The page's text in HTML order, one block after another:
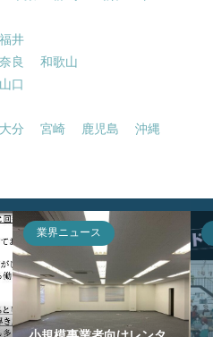
福井
奈良
和歌山
山口
大分 宮崎 鹿児島
沖縄
業界ニュース